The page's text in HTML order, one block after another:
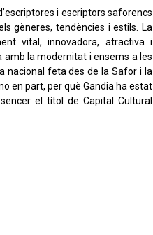
i escriptors saforencs
gèneres, tendències i estils. La
vital, innovadora, atractiva i
amb la modernitat i ensems a les
nacional feta des de la Safor i la
en part, per què Gandia ha estat
el títol de Capital Cultural